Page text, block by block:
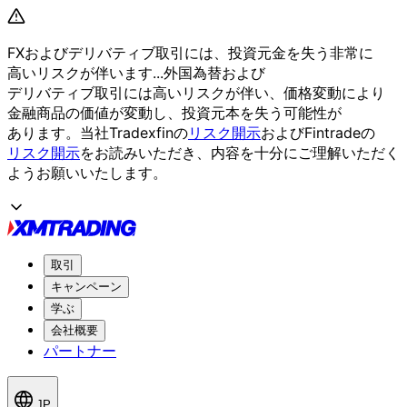
FXおよびデリバティブ取引には、 投資元金を失う 非常に
高いリスクが伴います...外国為替および
デリバティブ取引には高いリスクが伴い、 価格変動により
金融商品の価値が変動し、 投資元本を失う 可能性が
あります。 当社Tradexfinのリスク開示およびFintradeの
リスク開示をお読みいただき、 内容を十分にご理解いただく
よう お願いいたします。
取引
キャンペーン
学ぶ
会社概要
パートナー